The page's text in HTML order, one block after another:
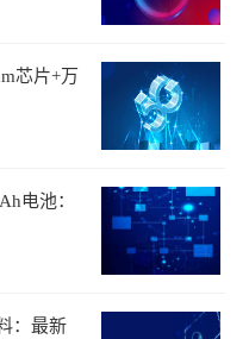
芯片+万
电池：
：最新